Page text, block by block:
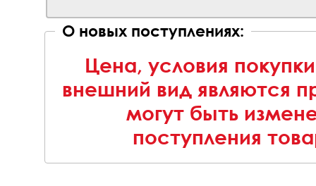
О новых поступлениях:
Цена, условия
внешний вид являются
могут быть
поступления